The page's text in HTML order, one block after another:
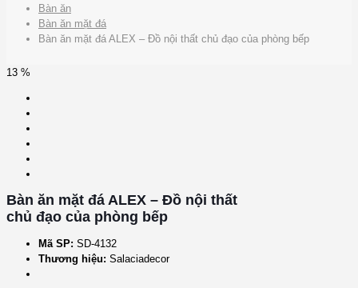
Bàn ăn
Bàn ăn mặt đá
Bàn ăn mặt đá ALEX – Đồ nội thất chủ đạo của phòng bếp
13 %
Bàn ăn mặt đá ALEX – Đồ nội thất
chủ đạo của phòng bếp
Mã SP: SD-4132
Thương hiệu: Salaciadecor